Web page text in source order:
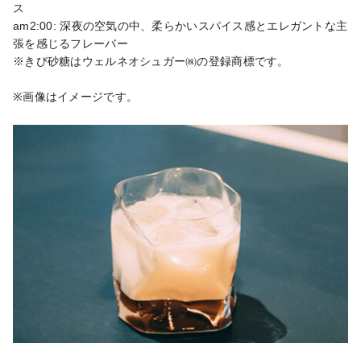
ス
am2:00: 深夜の空気の中、柔らかいスパイス感とエレガントな主
張を感じるフレーバー
※きび砂糖はウェルネオシュガー㈱の登録商標です。
※画像はイメージです。